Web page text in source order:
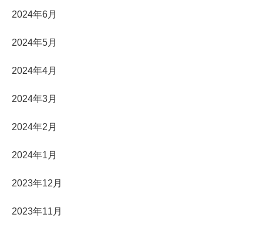
2024年6月
2024年5月
2024年4月
2024年3月
2024年2月
2024年1月
2023年12月
2023年11月